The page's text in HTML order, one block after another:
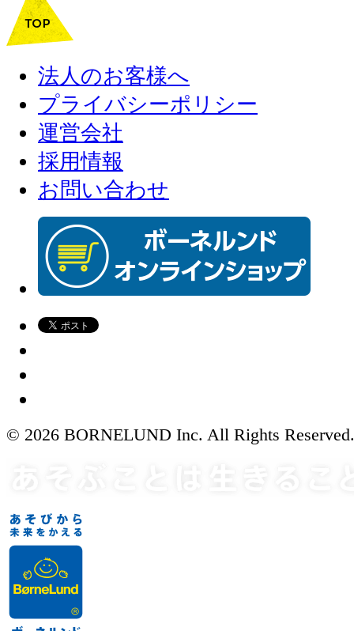
法人のお客様へ
プライバシーポリシー
運営会社
採用情報
お問い合わせ
© 2026 BORNELUND Inc. All Rights Reserved.